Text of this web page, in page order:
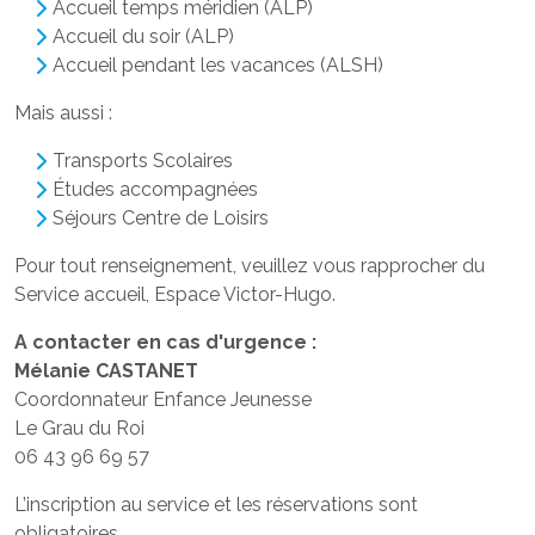
Accueil temps méridien (ALP)
Accueil du soir (ALP)
Accueil pendant les vacances (ALSH)
Mais aussi :
Transports Scolaires
Études accompagnées
Séjours Centre de Loisirs
Pour tout renseignement, veuillez vous rapprocher du
Service accueil, Espace Victor-Hugo.
A contacter en cas d'urgence :
Mélanie CASTANET
Coordonnateur Enfance Jeunesse
Le Grau du Roi
06 43 96 69 57
L’inscription au service et les réservations sont